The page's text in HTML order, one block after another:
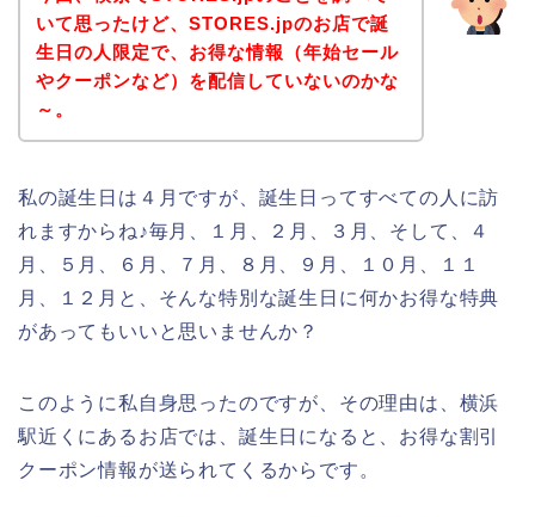
いて思ったけど、STORES.jpのお店で誕
生日の人限定で、お得な情報（年始セール
やクーポンなど）を配信していないのかな
～。
私の誕生日は４月ですが、誕生日ってすべての人に訪
れますからね♪毎月、１月、２月、３月、そして、４
月、５月、６月、７月、８月、９月、１０月、１１
月、１２月と、そんな特別な誕生日に何かお得な特典
があってもいいと思いませんか？
このように私自身思ったのですが、その理由は、横浜
駅近くにあるお店では、誕生日になると、お得な割引
クーポン情報が送られてくるからです。